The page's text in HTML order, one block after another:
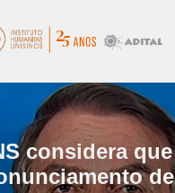
considera que
de